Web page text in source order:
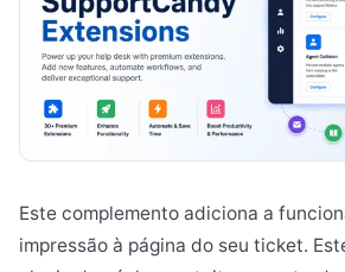
Este complemento adiciona a
impressão à página do seu ticket.